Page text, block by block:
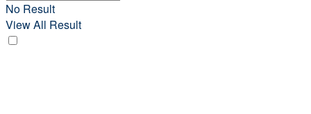
No Result
View All Result